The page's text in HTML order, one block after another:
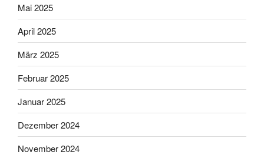
Mai 2025
April 2025
März 2025
Februar 2025
Januar 2025
Dezember 2024
November 2024